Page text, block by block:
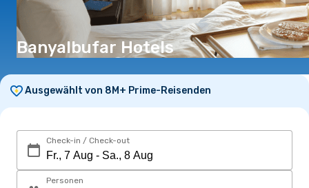
Banyalbufar Hotels
Ausgewählt von 8M+ Prime-Reisenden
Check-in / Check-out
Personen